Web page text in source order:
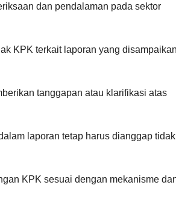
dan pendalaman pada sektor
KPK terkait laporan yang disampaikan
tanggapan atau klarifikasi atas
laporan tetap harus dianggap tidak
KPK sesuai dengan mekanisme